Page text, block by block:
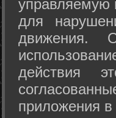
управляемую
для
движения.
действия
приложения